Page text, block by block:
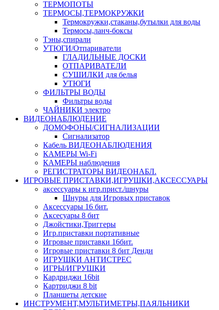
ТЕРМОПОТЫ
ТЕРМОСЫ,ТЕРМОКРУЖКИ
Термокружки,стаканы,бутылки для воды
Термосы,ланч-боксы
Тэны,спирали
УТЮГИ/Отпариватели
ГЛАДИЛЬНЫЕ ДОСКИ
ОТПАРИВАТЕЛИ
СУШИЛКИ для белья
УТЮГИ
ФИЛЬТРЫ ВОДЫ
Фильтры воды
ЧАЙНИКИ электро
ВИДЕОНАБЛЮДЕНИЕ
ДОМОФОНЫ/СИГНАЛИЗАЦИИ
Сигнализатор
Кабель ВИДЕОНАБЛЮДЕНИЯ
КАМЕРЫ Wi-Fi
КАМЕРЫ наблюдения
РЕГИСТРАТОРЫ ВИДЕОНАБЛ.
ИГРОВЫЕ ПРИСТАВКИ,ИГРУШКИ,АКСЕССУАРЫ
аксесcуары к игр.прист./шнуры
Шнуры для Игровых приставок
Аксессуары 16 бит.
Аксесуары 8 бит
Джойстики,Триггеры
Игр.приставки портативные
Игровые приставки 16бит.
Игровые приставки 8 бит Денди
ИГРУШКИ АНТИСТРЕС
ИГРЫ/ИГРУШКИ
Кардриджи 16bit
Картриджи 8 bit
Планшеты детские
ИНСТРУМЕНТ,МУЛЬТИМЕТРЫ,ПАЯЛЬНИКИ